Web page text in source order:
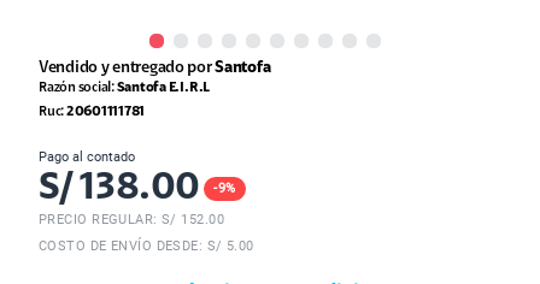
Vendido y entregado porSantofa
Razón social:Santofa E.I.R.L
Ruc:20601111781
Pago al contado
S/138.00 -9%
PRECIO REGULAR: S/ 152.00
COSTO DE ENVÍO DESDE: S/ 5.00